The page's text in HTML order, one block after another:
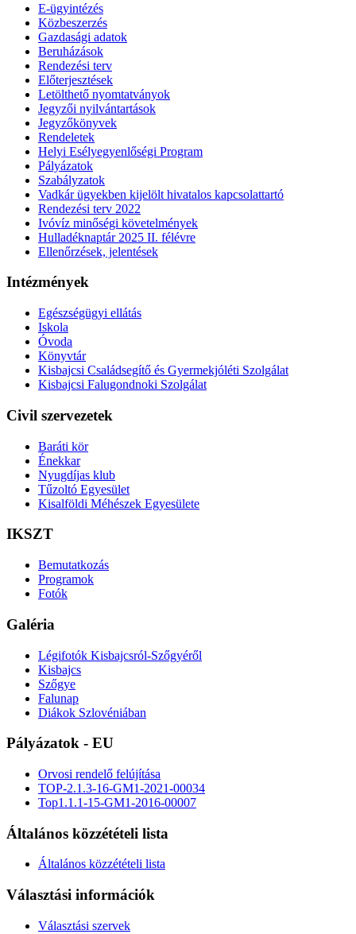
E-ügyintézés
Közbeszerzés
Gazdasági adatok
Beruházások
Rendezési terv
Előterjesztések
Letölthető nyomtatványok
Jegyzői nyilvántartások
Jegyzőkönyvek
Rendeletek
Helyi Esélyegyenlőségi Program
Pályázatok
Szabályzatok
Vadkár ügyekben kijelölt hivatalos kapcsolattartó
Rendezési terv 2022
Ivóvíz minőségi követelmények
Hulladéknaptár 2025 II. félévre
Ellenőrzések, jelentések
Intézmények
Egészségügyi ellátás
Iskola
Óvoda
Könyvtár
Kisbajcsi Családsegítő és Gyermekjóléti Szolgálat
Kisbajcsi Falugondnoki Szolgálat
Civil szervezetek
Baráti kör
Énekkar
Nyugdíjas klub
Tűzoltó Egyesület
Kisalföldi Méhészek Egyesülete
IKSZT
Bemutatkozás
Programok
Fotók
Galéria
Légifotók Kisbajcsról-Szőgyéről
Kisbajcs
Szőgye
Falunap
Diákok Szlovéniában
Pályázatok - EU
Orvosi rendelő felújítása
TOP-2.1.3-16-GM1-2021-00034
Top1.1.1-15-GM1-2016-00007
Általános közzétételi lista
Általános közzétételi lista
Választási információk
Választási szervek